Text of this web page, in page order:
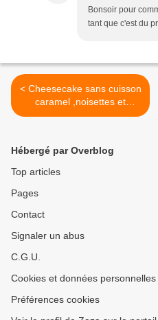
Bonsoir pour
tant que c'est du
< Cheesecake sans cuisson
caramel ,noisettes et
chocolat
Hébergé par Overblog
Top articles
Pages
Contact
Signaler un abus
C.G.U.
Cookies et données personnelles
Préférences cookies